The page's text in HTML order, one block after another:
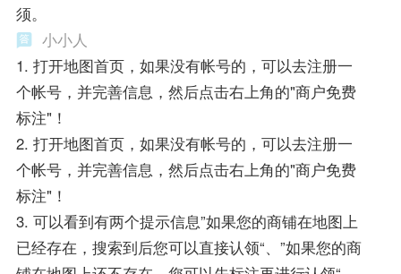
须。
小小人
1. 打开地图首页，如果没有帐号的，可以去注册一
个帐号，并完善信息，然后点击右上角的"商户免费
标注"！
2. 打开地图首页，如果没有帐号的，可以去注册一
个帐号，并完善信息，然后点击右上角的"商户免费
标注"！
3. 可以看到有两个提示信息”如果您的商铺在地图上
已经存在，搜索到后您可以直接认领“、”如果您的商